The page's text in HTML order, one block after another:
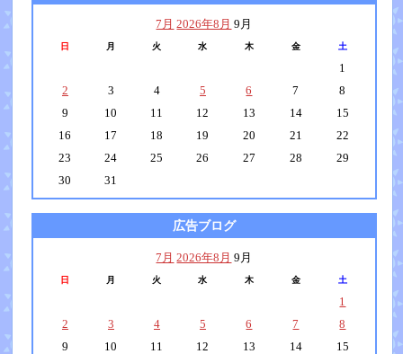
7月 2026年8月 9月
日 月 火 水 木 金 土
1
2
3 4 5 6 7
8
9
10 11 12 13 14
15
16
17 18 19 20 21
22
23
24 25 26 27 28
29
30
31
広告ブログ
7月 2026年8月 9月
日 月 火 水 木 金 土
1
2
3 4 5 6 7
8
9
10 11 12 13 14
15